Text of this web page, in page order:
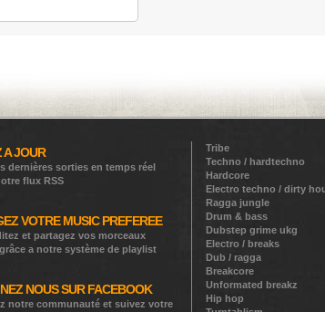
A JOUR
dernières sorties en temps réel
flux RSS
VOTRE MUSIC PREFEREE
et partagez vos morceaux
a notre système de playlist
NOUS SUR FACEBOOK
notre communauté et suivez votre
Tribe
Techno / hardtechno
Hardcore
Electro techno / dirty
Ragga jungle
Drum & bass
Dubstep grime ukg
Electro / breaks
Dub / ragga
Breakcore
Unformated breakz
Hip hop